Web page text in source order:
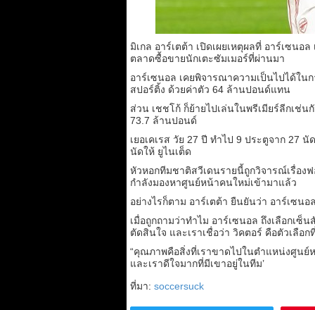
มิเกล อาร์เตต้า เปิดเผยเหตุผลที่ อาร์เซน
ตลาดซื้อขายนักเตะซัมเมอร์ที่ผ่านมา
อาร์เซนอล เคยพิจารณาความเป็นไปได้ใ
สปอร์ติ้ง ด้วยค่าตัว 64 ล้านปอนด์แทน
ส่วน เชชโก้ ก็ย้ายไปเล่นในพรีเมียร์ลีกเช่
73.7 ล้านปอนด์
เยอเคเรส วัย 27 ปี ทำไป 9 ประตูจาก 27
นัดให้ ยูไนเต็ด
หัวหอกทีมชาติสวีเดนรายนี้ถูกวิจารณ์เรื่อง
กำลังมองหาศูนย์หน้าคนใหม่เข้ามาแล้ว
อย่างไรก็ตาม อาร์เตต้า ยืนยันว่า อาร์เซน
เมื่อถูกถามว่าทำไม อาร์เซนอล ถึงเลือกเซ็
ตัดสินใจ และเราเชื่อว่า วิคตอร์ คือตัวเลือ
“คุณภาพคือสิ่งที่เราขาดไปในตำแหน่งศูนย์
และเราดีใจมากที่มีเขาอยู่ในทีม’
ที่มา: soccersuck